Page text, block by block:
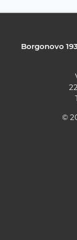
Borgonovo
©